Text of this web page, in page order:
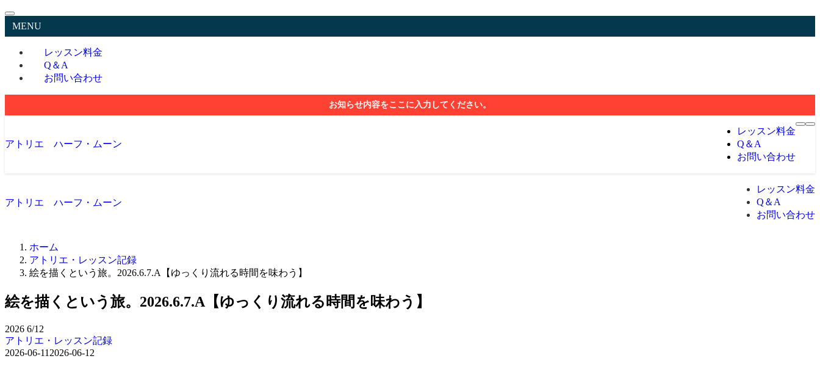
MENU
レッスン料金
Q＆A
お問い合わせ
お知らせ内容をここに入力してください。
アトリエ ハーフ・ムーン
レッスン料金
Q＆A
お問い合わせ
アトリエ ハーフ・ムーン
レッスン料金
Q＆A
お問い合わせ
ホーム
アトリエ・レッスン記録
絵を描くという旅。2026.6.7.A【ゆっくり流れる時間を味わう】
絵を描くという旅。2026.6.7.A【ゆっくり流れる時間を味わう】
2026 6/12
アトリエ・レッスン記録
2026-06-11 2026-06-12